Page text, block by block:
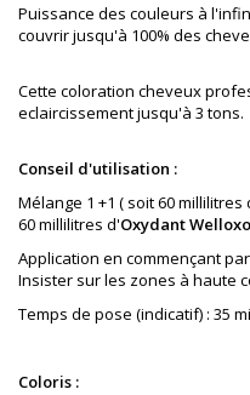
Puissance des couleurs à
couvrir jusqu'à 100% des
Cette coloration cheveux
eclaircissement jusqu'à 3 tons.
Conseil d'utilisation :
Mélange 1 +1 ( soit 60
60 millilitres d'Oxydant
Application en commençant
Insister sur les zones à haute
Temps de pose (indicatif) : 35
Coloris :